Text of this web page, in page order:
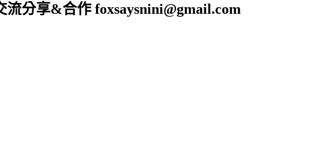
流分享&合作 foxsaysnini@gmail.com